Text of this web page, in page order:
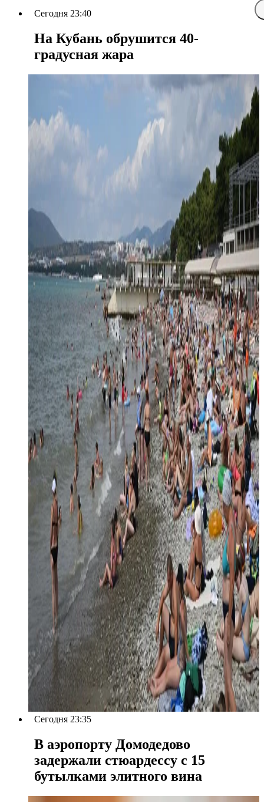
Сегодня 23:40
На Кубань обрушится 40-
градусная жара
Сегодня 23:35
В аэропорту Домодедово
задержали стюардессу с 15
бутылками элитного вина